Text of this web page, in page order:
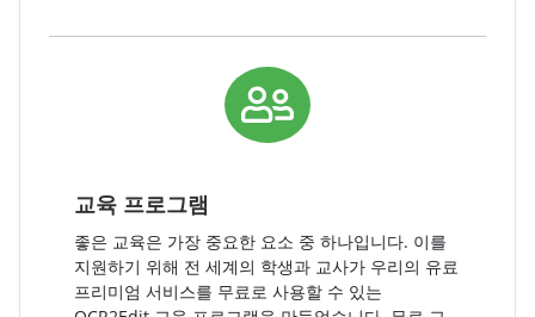
교육 프로그램
좋은 교육은 가장 중요한 요소 중 하나입니다. 이를
지원하기 위해 전 세계의 학생과 교사가 우리의 유료
프리미엄 서비스를 무료로 사용할 수 있는